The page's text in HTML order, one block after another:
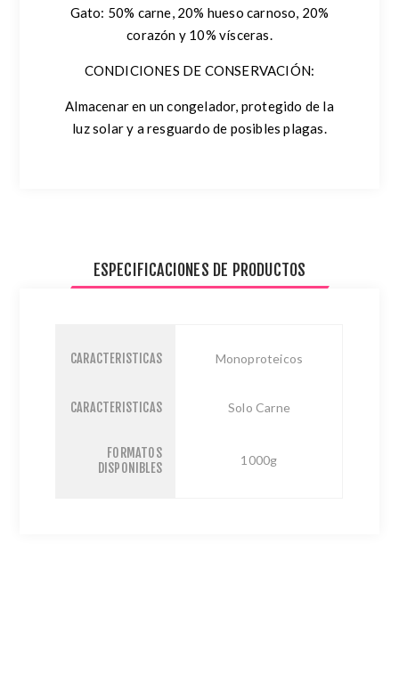
Gato: 50% carne, 20% hueso carnoso, 20%
corazón y 10% vísceras.
CONDICIONES DE CONSERVACIÓN:
Almacenar en un congelador, protegido de la
luz solar y a resguardo de posibles plagas.
ESPECIFICACIONES DE PRODUCTOS
CARACTERISTICAS Monoproteicos
CARACTERISTICAS Solo Carne
FORMATOS
DISPONIBLES
1000g